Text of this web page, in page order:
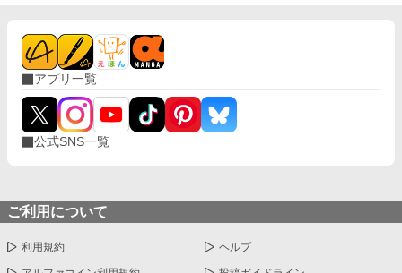
アプリ一覧
公式SNS一覧
ご利用について
利用規約 ヘルプ